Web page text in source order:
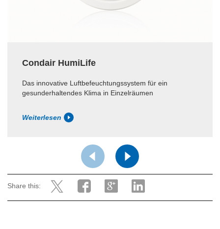
Condair HumiLife
Das innovative Luftbefeuchtungssystem für ein
gesunderhaltendes Klima in Einzelräumen
Weiterlesen
Share this: